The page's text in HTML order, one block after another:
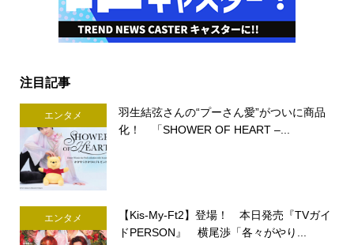
注目記事
エンタメ
羽生結弦さんの“プーさん愛”がついに商品
化！ 「SHOWER OF HEART –...
エンタメ
【Kis-My-Ft2】登場！ 本日発売『TVガイ
ドPERSON』 横尾渉「各々がやり...